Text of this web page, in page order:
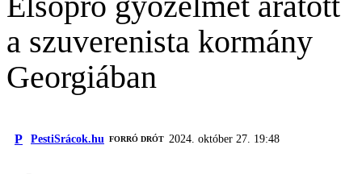
a szuverenista kormány
Georgiában
P PestiSrácok.hu FORRÓ DRÓT 2024. október 27. 19:48